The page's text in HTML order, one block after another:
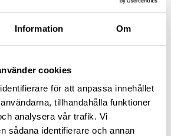
Information Om
cookies
för att anpassa innehållet
tillhandahålla funktioner
analysera vår trafik. Vi
sådana identifierare och annan
Tipsa